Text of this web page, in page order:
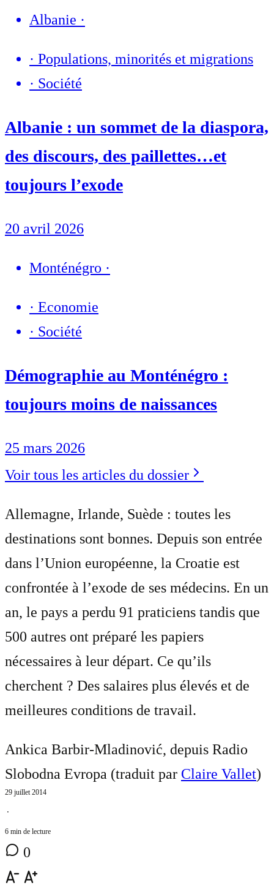
Albanie ·
· Populations, minorités et migrations
· Société
Albanie : un sommet de la diaspora,
des discours, des paillettes…et
toujours l’exode
20 avril 2026
Monténégro ·
· Economie
· Société
Démographie au Monténégro :
toujours moins de naissances
25 mars 2026
Voir tous les articles du dossier
Allemagne, Irlande, Suède : toutes les
destinations sont bonnes. Depuis son entrée
dans l’Union européenne, la Croatie est
confrontée à l’exode de ses médecins. En un
an, le pays a perdu 91 praticiens tandis que
500 autres ont préparé les papiers
nécessaires à leur départ. Ce qu’ils
cherchent ? Des salaires plus élevés et de
meilleures conditions de travail.
Ankica Barbir-Mladinović, depuis Radio
Slobodna Evropa (traduit par Claire Vallet)
29 juillet 2014
⋅
6 min de lecture
0